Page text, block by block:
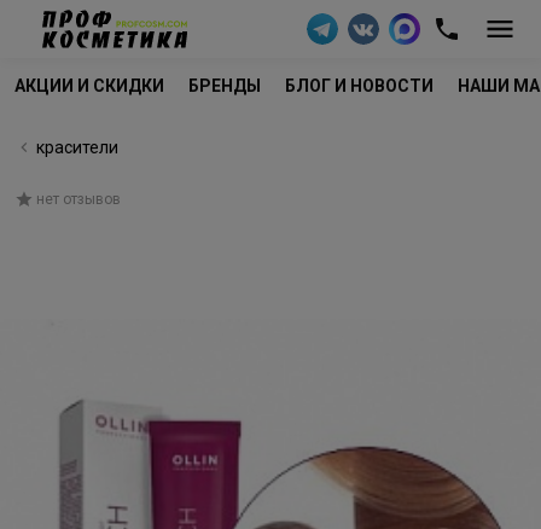
АКЦИИ И СКИДКИ БРЕНДЫ БЛОГ И НОВОСТИ НАШИ
красители
нет отзывов